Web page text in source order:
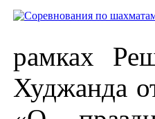
рамках
Худжанда